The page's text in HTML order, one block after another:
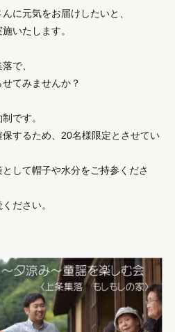
に元気をお届けしたいと、
いたします。
で、
てみませんか？
です。
するため、20名様限定とさせてい
して帽子や水分をご持参くださ
ださい。